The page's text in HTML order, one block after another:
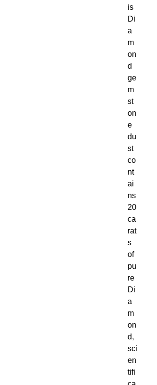
is
Di
a
m
on
d
ge
m
st
on
e
du
st
co
nt
ai
ns
20
ca
rat
s
of
pu
re
Di
a
m
on
d,
sci
en
tifi